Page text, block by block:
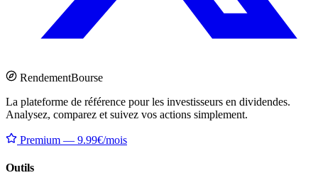
RendementBourse
La plateforme de référence pour les investisseurs en dividendes.
Analysez, comparez et suivez vos actions simplement.
Premium — 9.99€/mois
Outils